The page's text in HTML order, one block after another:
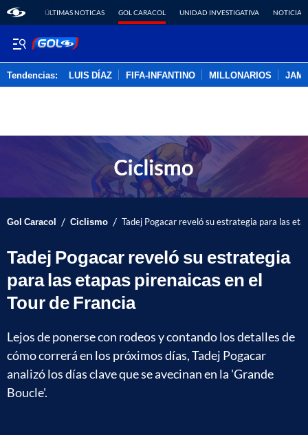
ÚLTIMAS NOTICAS GOL CARACOL UNIDAD INVESTIGATIVA NOTICIAS
Tendencias: LUIS DÍAZ FIFA-INFANTINO MILLONARIOS
Gol Caracol / Ciclismo / Tadej Pogacar reveló su estrategia para las
Tadej Pogacar reveló su estrategia
para las etapas pirenaicas en el
Tour de Francia
Lejos de ponerse con rodeos y contando los detalles de
cómo correrá en los próximos días, Tadej Pogacar
analizó los días clave que se avecinan en la 'Grande
Boucle'.